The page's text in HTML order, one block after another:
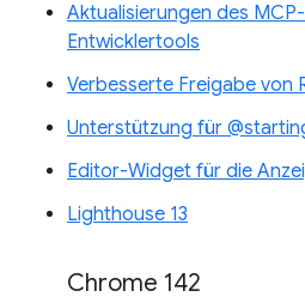
Aktualisierungen des
Entwicklertools
Verbesserte Freigabe von
Unterstützung für
Editor-Widget für die
Lighthouse 13
Chrome 142